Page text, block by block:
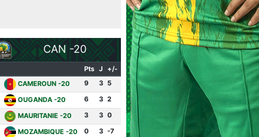
CAN -20
Pts J
+/-
CAMEROUN -20 9 3 5
OUGANDA -20 6 3 2
MAURITANIE -20 3 3 0
MOZAMBIQUE -20 0 3 -7